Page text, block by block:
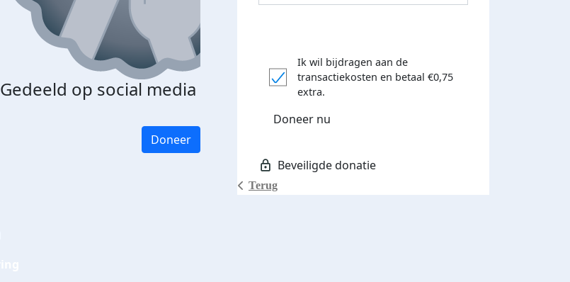
Gedeeld op social media Donateurs bedankt
Doneer
Terug
Ik wil bijdragen aan de
transactiekosten en betaal €0,75
extra.
Doneer nu